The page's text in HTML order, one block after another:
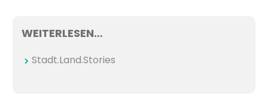
WEITERLESEN…
Stadt.Land.Stories